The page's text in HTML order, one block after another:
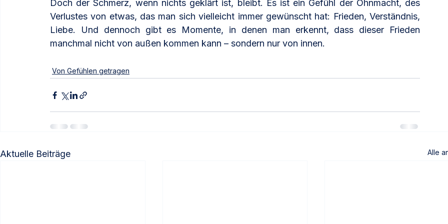
Doch der Schmerz, wenn nichts geklärt ist, bleibt. Es ist ein Gefühl der Ohnmacht, des
Verlustes von etwas, das man sich vielleicht immer gewünscht hat: Frieden, Verständnis,
Liebe. Und dennoch gibt es Momente, in denen man erkennt, dass dieser Frieden
manchmal nicht von außen kommen kann – sondern nur von innen.
Von Gefühlen getragen
Aktuelle Beiträge Alle